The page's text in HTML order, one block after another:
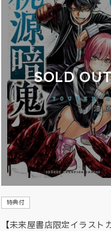
SOLD
特典付
【未来屋書店限定イラスト